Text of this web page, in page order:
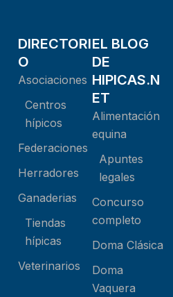
DIRECTORI
O
Asociaciones
Centros
hípicos
Federaciones
Herradores
Ganaderias
Tiendas
hípicas
Veterinarios
EL BLOG
DE
HIPICAS.N
ET
Alimentación
equina
Apuntes
legales
Concurso
completo
Doma Clásica
Doma
Vaquera